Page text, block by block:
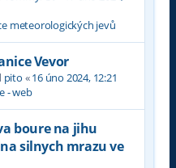
meteorologických jevů
Vevor
pito «16 úno 2024, 12:21
- web
boure na jihu
silnych mrazu ve